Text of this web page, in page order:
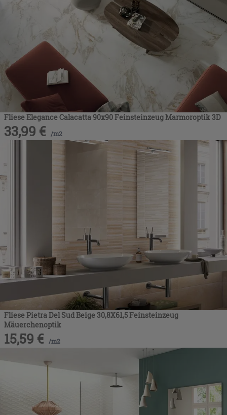
Fliese Elegance Calacatta 90x90 Feinsteinzeug Marmoroptik 3D
33,99 € /m2
Fliese Pietra Del Sud Beige 30,8X61,5 Feinsteinzeug
Mäuerchenoptik
15,59 € /m2